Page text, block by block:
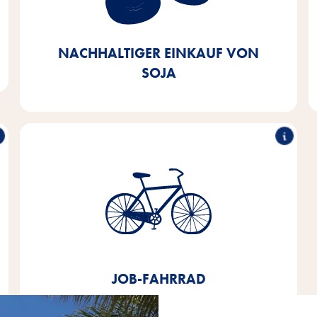
NACHHALTIGER EINKAUF VON
SOJA
oder zertifizierten Quellen zu beziehen. Bis 2025
stehen wir bereits bei 90%.
JOB-FAHRRAD
Job-Fahrrad
Seit 2020 bieten wir allen Mitarbeitenden ein
Leasingangebot für ein Job-Fahrrad an.